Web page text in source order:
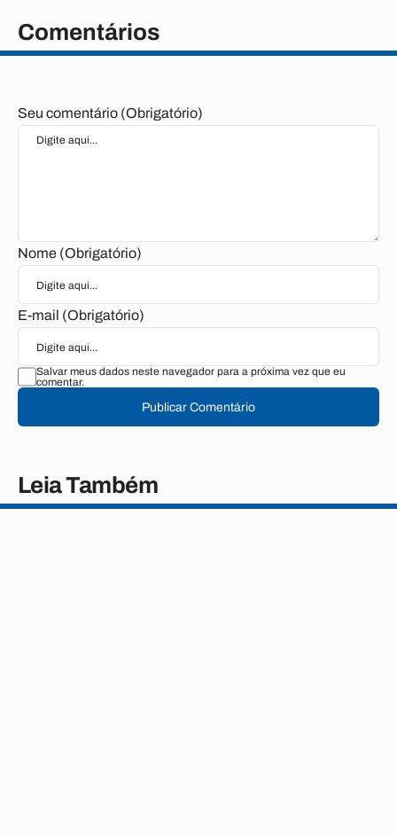
Comentários
Seu comentário (Obrigatório)
Nome (Obrigatório)
E-mail (Obrigatório)
Salvar meus dados neste navegador para a próxima vez que eu
comentar.
Publicar Comentário
Leia Também